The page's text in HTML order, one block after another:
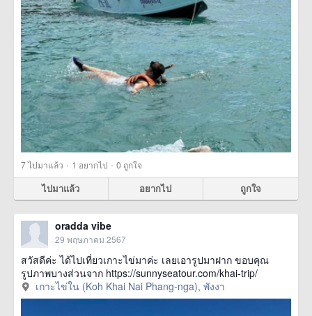
7ไปมาแล้ว · 1 อยากไป · 0 ถูกใจ
ไปมาแล้ว อยากไป ถูกใจ
oradda vibe
29 พฤษภาคม 2567
สวัสดีค่ะ ได้ไปเที่ยวเกาะไข่มาค่ะ เลยเอารูปมาฝาก ขอบคุณ
รูปภาพบางส่วนจาก https://sunnyseatour.com/khai-trip/
เกาะไข่ใน (Koh Khai Nai Phang-nga), พังงา